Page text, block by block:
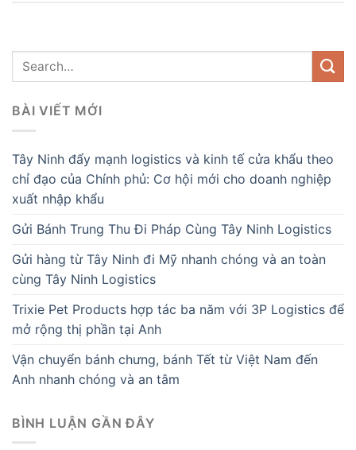
BÀI VIẾT MỚI
Tây Ninh đẩy mạnh logistics và kinh tế cửa khẩu theo
chỉ đạo của Chính phủ: Cơ hội mới cho doanh nghiệp
xuất nhập khẩu
Gửi Bánh Trung Thu Đi Pháp Cùng Tây Ninh Logistics
Gửi hàng từ Tây Ninh đi Mỹ nhanh chóng và an toàn
cùng Tây Ninh Logistics
Trixie Pet Products hợp tác ba năm với 3P Logistics để
mở rộng thị phần tại Anh
Vận chuyển bánh chưng, bánh Tết từ Việt Nam đến
Anh nhanh chóng và an tâm
BÌNH LUẬN GẦN ĐÂY